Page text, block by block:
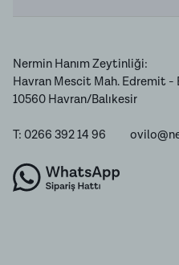
Nermin Hanım Zeytinliği:
Havran Mescit Mah. Edremit -
10560 Havran/Balıkesir
T: 0266 392 14 96